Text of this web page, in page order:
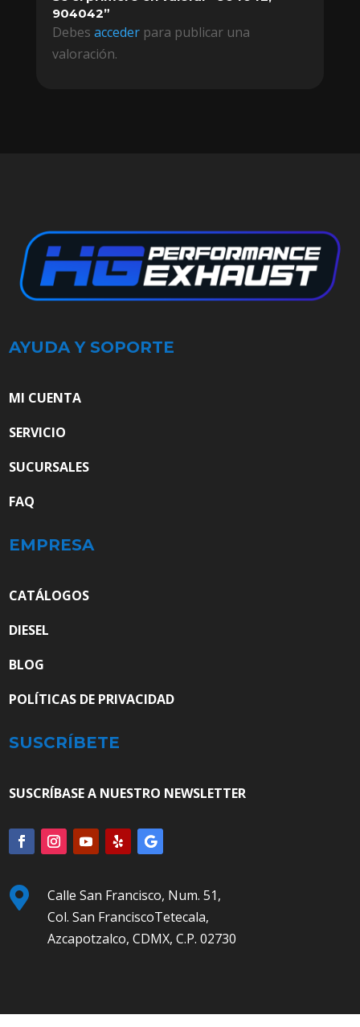
904042”
Debes accederpara publicar una
valoración.
AYUDA Y SOPORTE
MI CUENTA
SERVICIO
SUCURSALES
FAQ
EMPRESA
CATÁLOGOS
DIESEL
BLOG
POLÍTICAS DE PRIVACIDAD
SUSCRÍBETE
SUSCRÍBASE A NUESTRO NEWSLETTER

Calle San Francisco, Num. 51,
Col. San FranciscoTetecala,
Azcapotzalco, CDMX, C.P. 02730